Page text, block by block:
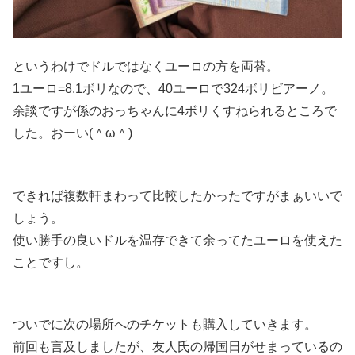
というわけでドルではなくユーロの方を両替。
1ユーロ=8.1ボリなので、40ユーロで324ボリビアーノ。
余談ですが係のおっちゃんに4ボリくすねられるところで
した。おーい(＾ω＾)
できれば複数軒まわって比較したかったですがまぁいいで
しょう。
使い勝手の良いドルを温存できて余ってたユーロを使えた
ことですし。
ついでに次の場所へのチケットも購入していきます。
前回も言及しましたが、友人氏の帰国日がせまっているの